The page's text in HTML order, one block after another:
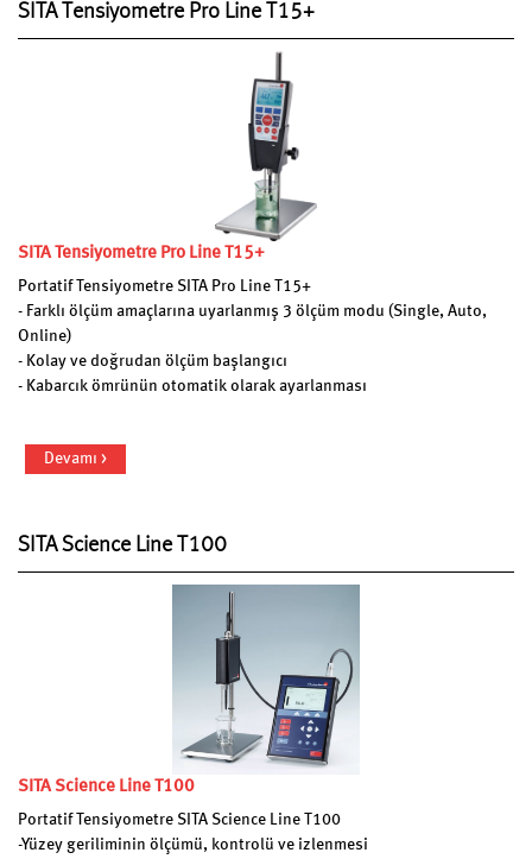
SITA Tensiyometre Pro Line T15+
SITA Tensiyometre Pro Line T15+
Portatif Tensiyometre SITA Pro Line T15+
- Farklı ölçüm amaçlarına uyarlanmış 3 ölçüm modu (Single, Auto,
Online)
- Kolay ve doğrudan ölçüm başlangıcı
- Kabarcık ömrünün otomatik olarak ayarlanması
Devamı >
SITA Science Line T100
SITA Science Line T100
Portatif Tensiyometre SITA Science Line T100
-Yüzey geriliminin ölçümü, kontrolü ve izlenmesi